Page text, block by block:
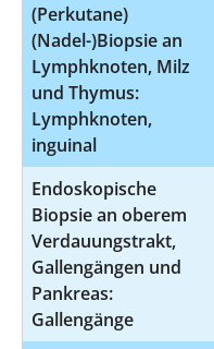
(Perkutane)
(Nadel-)Biopsie an
Lymphknoten, Milz
und Thymus:
Lymphknoten,
inguinal
Endoskopische
Biopsie an oberem
Verdauungstrakt,
Gallengängen und
Pankreas:
Gallengänge